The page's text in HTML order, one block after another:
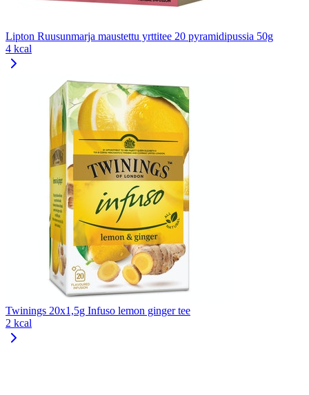
Lipton Ruusunmarja maustettu yrttitee 20 pyramidipussia 50g
4 kcal
Twinings 20x1,5g Infuso lemon ginger tee
2 kcal